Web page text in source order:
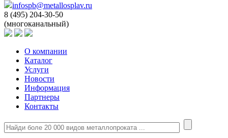
infospb@metallosplav.ru
8 (495) 204-30-50
(многоканальный)
О компании
Каталог
Услуги
Новости
Информация
Партнеры
Контакты